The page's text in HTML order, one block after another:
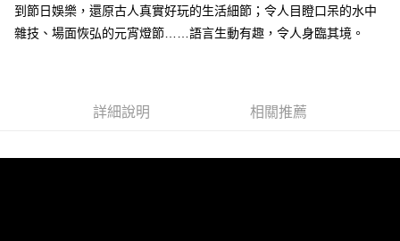
到節日娛樂，還原古人真實好玩的生活細節；令人目瞪口呆的水中
雜技、場面恢弘的元宵燈節……語言生動有趣，令人身臨其境。
詳細說明 相關推薦